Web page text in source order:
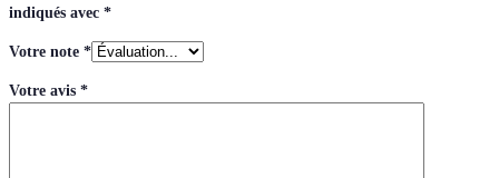
indiqués avec *
Votre note *
Votre avis *